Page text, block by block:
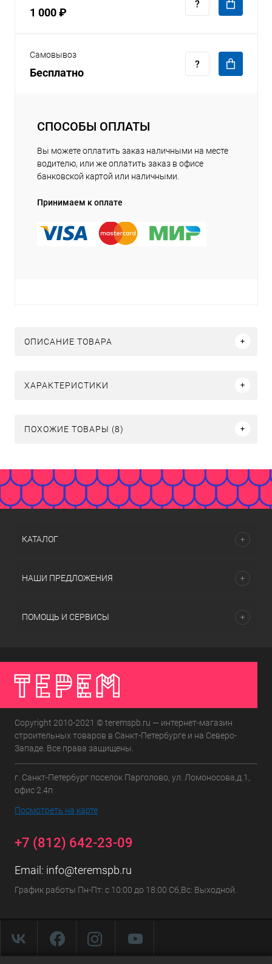
1 000 ₽
Самовывоз
Бесплатно
СПОСОБЫ ОПЛАТЫ
Вы можете оплатить заказ наличными на месте
водителю, или же оплатить заказ в офисе
банковской картой или наличными.
Принимаем к оплате
ОПИСАНИЕ ТОВАРА
ХАРАКТЕРИСТИКИ
ПОХОЖИЕ ТОВАРЫ (8)
КАТАЛОГ
НАШИ ПРЕДЛОЖЕНИЯ
ПОМОЩЬ И СЕРВИСЫ
Copyright 2010-2021 © teremspb.ru — интернет-магазин
строительных товаров в Санкт-Петербурге и на Северо-
Западе. Все права защищены.
г. Санкт-Петербург поселок Парголово, ул. Ломоносова,д.1,
офис 2.4п
Посмотреть на карте
+7 (812) 642-23-09
Email: info@teremspb.ru
График работы Пн-Пт: с 10:00 до 18:00 Сб,Вс: Выходной.